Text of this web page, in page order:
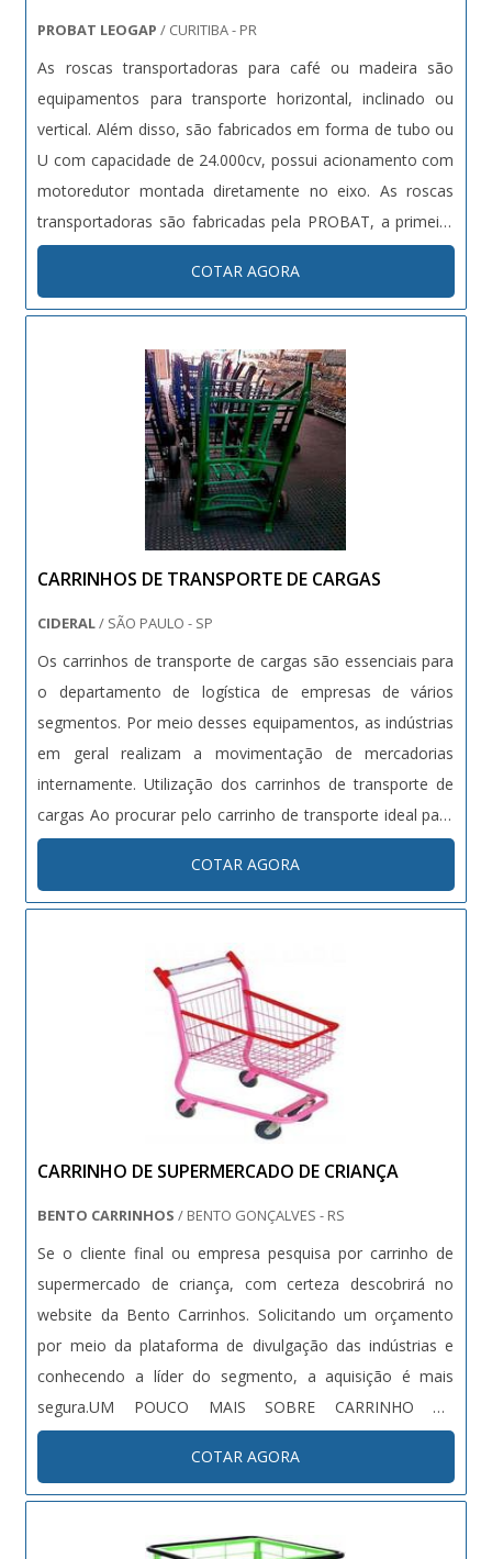
PROBAT LEOGAP / CURITIBA - PR
As roscas transportadoras para café ou madeira são
equipamentos para transporte horizontal, inclinado ou
vertical. Além disso, são fabricados em forma de tubo ou
U com capacidade de 24.000cv, possui acionamento com
motoredutor montada diretamente no eixo. As roscas
transportadoras são fabricadas pela PROBAT, a primeira
empresa e a segunda do mundo a receber o Certificado
de Qualidade ISO 9001, garantindo ao cliente que os
produtos são acompanhad....
COTAR AGORA
CARRINHOS DE TRANSPORTE DE CARGAS
CIDERAL/ SÃO PAULO - SP
Os carrinhos de transporte de cargas são essenciais para
o departamento de logística de empresas de vários
segmentos. Por meio desses equipamentos, as indústrias
em geral realizam a movimentação de mercadorias
internamente. Utilização dos carrinhos de transporte de
cargas Ao procurar pelo carrinho de transporte ideal para
o ambiente, é importante adquirir o tamanho e
dimensões adequadas. Pois existem carrinhos que são
específicos para vários ....
COTAR AGORA
CARRINHO DE SUPERMERCADO DE CRIANÇA
BENTO CARRINHOS / BENTO GONÇALVES - RS
Se o cliente final ou empresa pesquisa por carrinho de
supermercado de criança, com certeza descobrirá no
website da Bento Carrinhos. Solicitando um orçamento
por meio da plataforma de divulgação das indústrias e
conhecendo a líder do segmento, a aquisição é mais
segura.UM POUCO MAIS SOBRE CARRINHO DE
SUPERMERCADO DE CRIANÇASe alguém busca por
carrinho de supermercado de criança em uma empresa
comprometida com os serviços, descobre o site da Bento
Carrinhos. É possível encontrar carrinhos para a indústria
COTAR AGORA